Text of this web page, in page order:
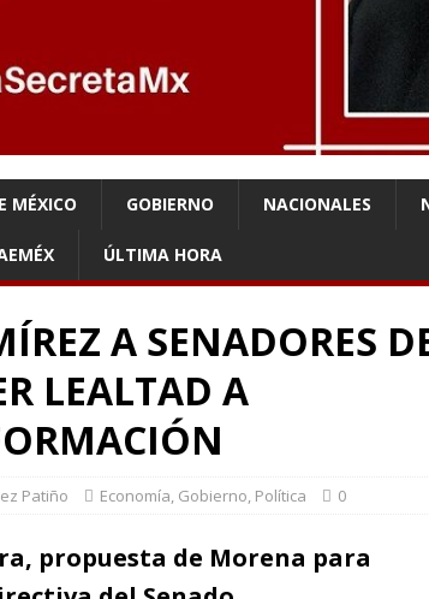
MÉXICO GOBIERNO NACIONALES
ÚLTIMA HORA
A SENADORES
LEALTAD A
Patiño Economía, Gobierno, Política 0
propuesta de Morena para